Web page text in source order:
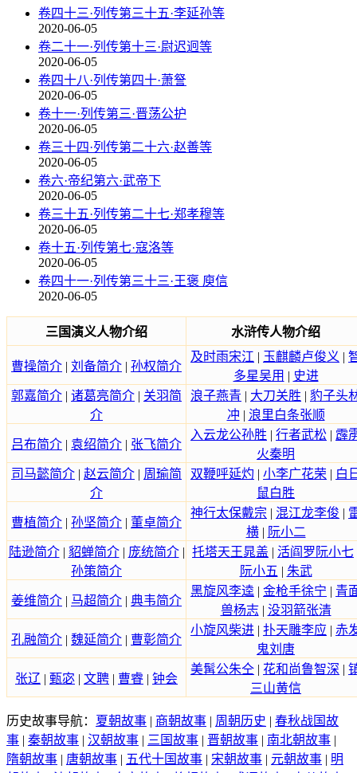
卷四十三·列传第三十五·李延孙等
2020-06-05
卷二十一·列传第十三·尉迟迥等
2020-06-05
卷四十八·列传第四十·萧詧
2020-06-05
卷十一·列传第三·晋荡公护
2020-06-05
卷三十四·列传第二十六·赵善等
2020-06-05
卷六·帝纪第六·武帝下
2020-06-05
卷三十五·列传第二十七·郑孝穆等
2020-06-05
卷十五·列传第七·寇洛等
2020-06-05
卷四十一·列传第三十三·王褒 庾信
2020-06-05
三国演义人物介绍 水浒传人物介绍
曹操简介 | 刘备简介 | 孙权简介
及时雨宋江 | 玉麒麟卢俊义 |
多星吴用 | 史进
郭嘉简介 | 诸葛亮简介 | 关羽简
介
浪子燕青 | 大刀关胜 | 豹子头
冲 | 浪里白条张顺
吕布简介 | 袁绍简介 | 张飞简介
入云龙公孙胜 | 行者武松 | 霹
火秦明
司马懿简介 | 赵云简介 | 周瑜简
介
双鞭呼延灼 | 小李广花荣 | 白
鼠白胜
曹植简介 | 孙坚简介 | 董卓简介
神行太保戴宗 | 混江龙李俊 |
横| 阮小二
陆逊简介| 貂蝉简介| 庞统简介|
孙策简介
托塔天王晁盖 | 活阎罗阮小七
阮小五 | 朱武
姜维简介 | 马超简介 | 典韦简介
黑旋风李逵 | 金枪手徐宁 | 青
兽杨志| 没羽箭张清
孔融简介 | 魏延简介 | 曹彰简介
小旋风柴进 | 扑天雕李应 | 赤
鬼刘唐
张辽 | 甄宓 | 文聘 | 曹睿 | 钟会
美髯公朱仝 | 花和尚鲁智深 |
三山黄信
历史故事导航： 夏朝故事 | 商朝故事 | 周朝历史 | 春秋战国故
事 | 秦朝故事 | 汉朝故事 | 三国故事 | 晋朝故事 | 南北朝故事 |
隋朝故事 | 唐朝故事 | 五代十国故事 | 宋朝故事 | 元朝故事 | 明